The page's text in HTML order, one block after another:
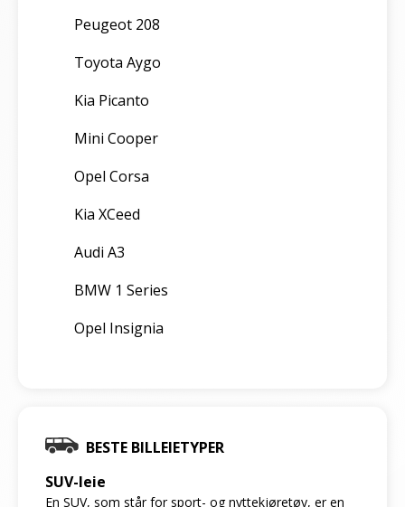
Peugeot 208
Toyota Aygo
Kia Picanto
Mini Cooper
Opel Corsa
Kia XCeed
Audi A3
BMW 1 Series
Opel Insignia
BESTE BILLEIETYPER
SUV-leie
En SUV, som står for sport- og nyttekjøretøy, er en